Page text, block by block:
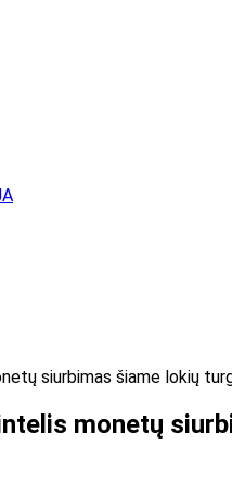
siurbimas šiame lokių
monetų